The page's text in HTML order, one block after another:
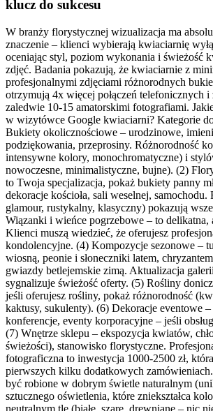
klucz do sukcesu
W branży florystycznej wizualizacja ma
znaczenie – klienci wybierają kwiaciarnię
oceniając styl, poziom wykonania i świeżość
zdjęć. Badania pokazują, że kwiaciarnie z
profesjonalnymi zdjęciami różnorodnych
otrzymują 4x więcej połączeń telefonicznych
zaledwie 10-15 amatorskimi fotografiami.
w wizytówce Google kwiaciarni? Kategorie
Bukiety okolicznościowe – urodzinowe,
podziękowania, przeprosiny. Różnorodność
intensywne kolory, monochromatyczne) i
nowoczesne, minimalistyczne, bujne). (2)
to Twoja specjalizacja, pokaż bukiety panny
dekoracje kościoła, sali weselnej, samochodu.
glamour, rustykalny, klasyczny) pokazują
Wiązanki i wieńce pogrzebowe – to delikatna,
Klienci muszą wiedzieć, że oferujesz
kondolencyjne. (4) Kompozycje sezonowe –
wiosną, peonie i słoneczniki latem,
gwiazdy betlejemskie zimą. Aktualizacja
sygnalizuje świeżość oferty. (5) Rośliny
jeśli oferujesz rośliny, pokaż różnorodność
kaktusy, sukulenty). (6) Dekoracje eventowe
konferencje, eventy korporacyjne – jeśli
(7) Wnętrze sklepu – ekspozycja kwiatów,
świeżości), stanowisko florystyczne.
fotograficzna to inwestycja 1000-2500 zł,
pierwszych kilku dodatkowych
być robione w dobrym świetle naturalnym
sztucznego oświetlenia, które zniekształca
neutralnym tle (białe, szare, drewniane – nic